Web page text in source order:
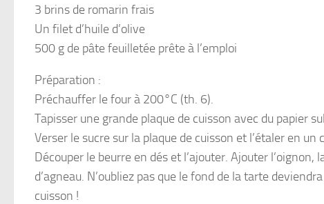
3 brins de romarin frais
Un filet d’huile d’olive
500 g de pâte feuilletée prête à l’emploi
Préparation :
Préchauffer le four à 200°C (th. 6).
Tapisser une grande plaque de cuisson avec du papier
Verser le sucre sur la plaque de cuisson et l’étaler en un
Découper le beurre en dés et l’ajouter. Ajouter
d’agneau. N’oubliez pas que le fond de la tarte
cuisson !